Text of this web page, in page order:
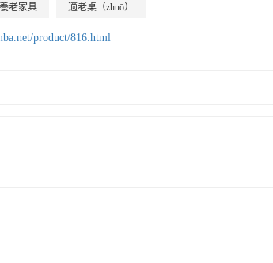
養老家具 適老桌（zhuō）
product/816.html